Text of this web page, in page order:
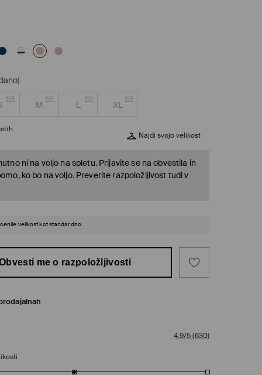
M L XL
Najdi svojo velikost
ni na voljo na spletu. Prijavite se na obvestila in
ko bo na voljo. Preverite razpoložljivost tudi v
velikost kot standardno.
me o razpoložljivosti
4,9/5(630)